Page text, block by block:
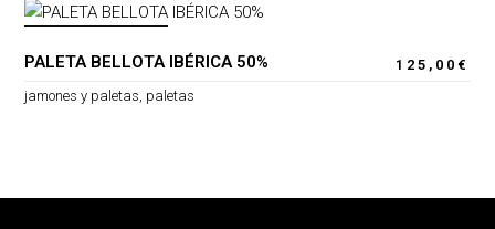
PALETA BELLOTA IBÉRICA 50% 125,00 €
jamones y paletas paletas